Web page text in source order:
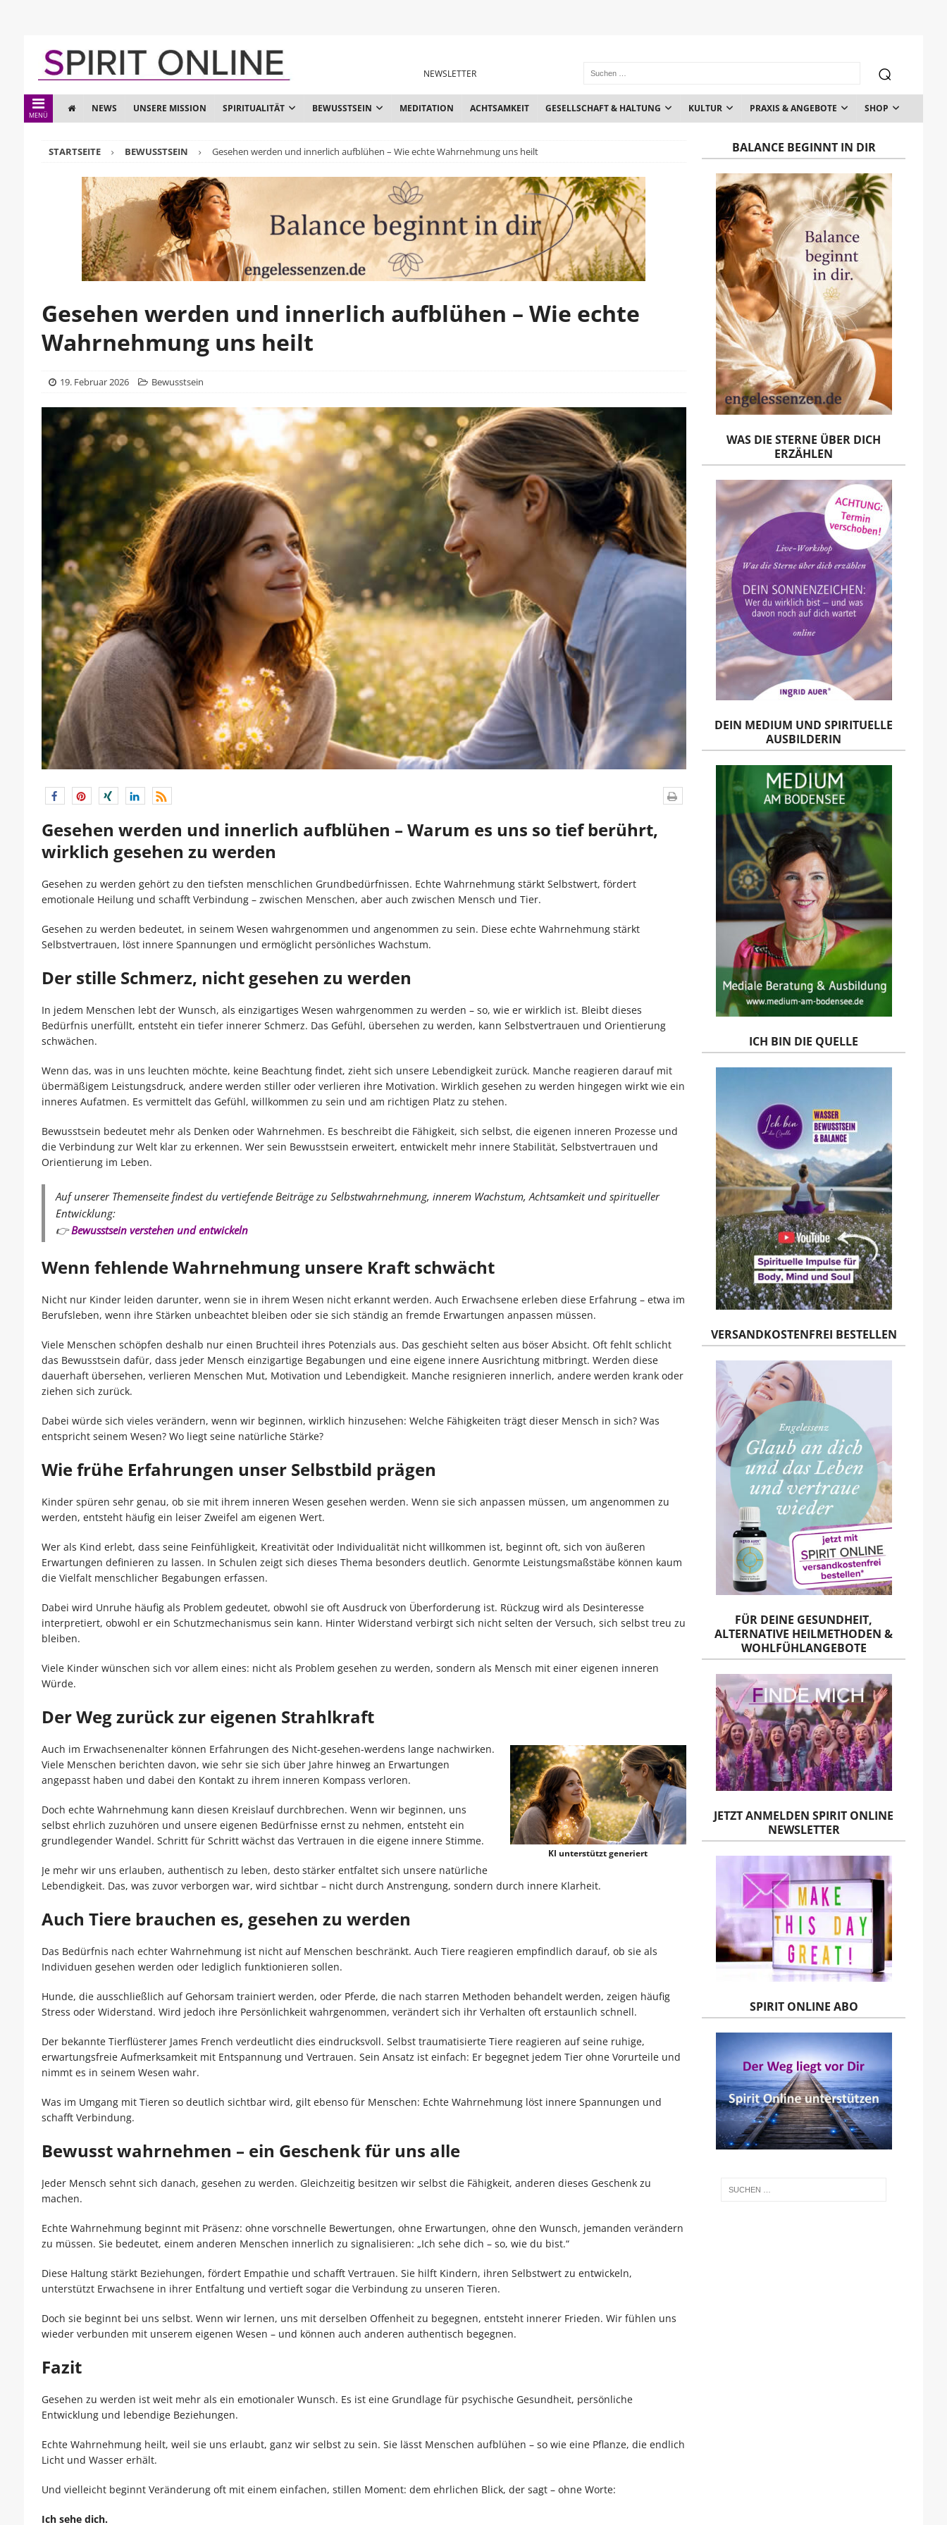
NEWSLETTER
MENÜ
NEWS UNSERE MISSION SPIRITUALITÄT BEWUSSTSEIN MEDITATION ACHTSAMKEIT GESELLSCHAFT & HALTUNG KULTUR PRAXIS & ANGEBOTE SHOP
STARTSEITE BEWUSSTSEIN Gesehen werden und innerlich aufblühen – Wie echte Wahrnehmung uns heilt
Gesehen werden und innerlich aufblühen – Wie echte
Wahrnehmung uns heilt
19. Februar 2026 Bewusstsein
Gesehen werden und innerlich aufblühen – Warum es uns so tief berührt,
wirklich gesehen zu werden
Gesehen zu werden gehört zu den tiefsten menschlichen Grundbedürfnissen. Echte Wahrnehmung stärkt Selbstwert, fördert
emotionale Heilung und schafft Verbindung – zwischen Menschen, aber auch zwischen Mensch und Tier.
Gesehen zu werden bedeutet, in seinem Wesen wahrgenommen und angenommen zu sein. Diese echte Wahrnehmung stärkt
Selbstvertrauen, löst innere Spannungen und ermöglicht persönliches Wachstum.
Der stille Schmerz, nicht gesehen zu werden
In jedem Menschen lebt der Wunsch, als einzigartiges Wesen wahrgenommen zu werden – so, wie er wirklich ist. Bleibt dieses
Bedürfnis unerfüllt, entsteht ein tiefer innerer Schmerz. Das Gefühl, übersehen zu werden, kann Selbstvertrauen und Orientierung
schwächen.
Wenn das, was in uns leuchten möchte, keine Beachtung findet, zieht sich unsere Lebendigkeit zurück. Manche reagieren darauf mit
übermäßigem Leistungsdruck, andere werden stiller oder verlieren ihre Motivation. Wirklich gesehen zu werden hingegen wirkt wie ein
inneres Aufatmen. Es vermittelt das Gefühl, willkommen zu sein und am richtigen Platz zu stehen.
Bewusstsein bedeutet mehr als Denken oder Wahrnehmen. Es beschreibt die Fähigkeit, sich selbst, die eigenen inneren Prozesse und
die Verbindung zur Welt klar zu erkennen. Wer sein Bewusstsein erweitert, entwickelt mehr innere Stabilität, Selbstvertrauen und
Orientierung im Leben.
Auf unserer Themenseite findest du vertiefende Beiträge zu Selbstwahrnehmung, innerem Wachstum, Achtsamkeit und spiritueller
Entwicklung:
👉Bewusstsein verstehen und entwickeln
Wenn fehlende Wahrnehmung unsere Kraft schwächt
Nicht nur Kinder leiden darunter, wenn sie in ihrem Wesen nicht erkannt werden. Auch Erwachsene erleben diese Erfahrung – etwa im
Berufsleben, wenn ihre Stärken unbeachtet bleiben oder sie sich ständig an fremde Erwartungen anpassen müssen.
Viele Menschen schöpfen deshalb nur einen Bruchteil ihres Potenzials aus. Das geschieht selten aus böser Absicht. Oft fehlt schlicht
das Bewusstsein dafür, dass jeder Mensch einzigartige Begabungen und eine eigene innere Ausrichtung mitbringt. Werden diese
dauerhaft übersehen, verlieren Menschen Mut, Motivation und Lebendigkeit. Manche resignieren innerlich, andere werden krank oder
ziehen sich zurück.
Dabei würde sich vieles verändern, wenn wir beginnen, wirklich hinzusehen: Welche Fähigkeiten trägt dieser Mensch in sich? Was
entspricht seinem Wesen? Wo liegt seine natürliche Stärke?
Wie frühe Erfahrungen unser Selbstbild prägen
Kinder spüren sehr genau, ob sie mit ihrem inneren Wesen gesehen werden. Wenn sie sich anpassen müssen, um angenommen zu
werden, entsteht häufig ein leiser Zweifel am eigenen Wert.
Wer als Kind erlebt, dass seine Feinfühligkeit, Kreativität oder Individualität nicht willkommen ist, beginnt oft, sich von äußeren
Erwartungen definieren zu lassen. In Schulen zeigt sich dieses Thema besonders deutlich. Genormte Leistungsmaßstäbe können kaum
die Vielfalt menschlicher Begabungen erfassen.
Dabei wird Unruhe häufig als Problem gedeutet, obwohl sie oft Ausdruck von Überforderung ist. Rückzug wird als Desinteresse
interpretiert, obwohl er ein Schutzmechanismus sein kann. Hinter Widerstand verbirgt sich nicht selten der Versuch, sich selbst treu zu
bleiben.
Viele Kinder wünschen sich vor allem eines: nicht als Problem gesehen zu werden, sondern als Mensch mit einer eigenen inneren
Würde.
Der Weg zurück zur eigenen Strahlkraft
KI unterstützt generiert
Auch im Erwachsenenalter können Erfahrungen des Nicht-gesehen-werdens lange nachwirken.
Viele Menschen berichten davon, wie sehr sie sich über Jahre hinweg an Erwartungen
angepasst haben und dabei den Kontakt zu ihrem inneren Kompass verloren.
Doch echte Wahrnehmung kann diesen Kreislauf durchbrechen. Wenn wir beginnen, uns
selbst ehrlich zuzuhören und unsere eigenen Bedürfnisse ernst zu nehmen, entsteht ein
grundlegender Wandel. Schritt für Schritt wächst das Vertrauen in die eigene innere Stimme.
Je mehr wir uns erlauben, authentisch zu leben, desto stärker entfaltet sich unsere natürliche
Lebendigkeit. Das, was zuvor verborgen war, wird sichtbar – nicht durch Anstrengung, sondern durch innere Klarheit.
Auch Tiere brauchen es, gesehen zu werden
Das Bedürfnis nach echter Wahrnehmung ist nicht auf Menschen beschränkt. Auch Tiere reagieren empfindlich darauf, ob sie als
Individuen gesehen werden oder lediglich funktionieren sollen.
Hunde, die ausschließlich auf Gehorsam trainiert werden, oder Pferde, die nach starren Methoden behandelt werden, zeigen häufig
Stress oder Widerstand. Wird jedoch ihre Persönlichkeit wahrgenommen, verändert sich ihr Verhalten oft erstaunlich schnell.
Der bekannte Tierflüsterer James French verdeutlicht dies eindrucksvoll. Selbst traumatisierte Tiere reagieren auf seine ruhige,
erwartungsfreie Aufmerksamkeit mit Entspannung und Vertrauen. Sein Ansatz ist einfach: Er begegnet jedem Tier ohne Vorurteile und
nimmt es in seinem Wesen wahr.
Was im Umgang mit Tieren so deutlich sichtbar wird, gilt ebenso für Menschen: Echte Wahrnehmung löst innere Spannungen und
schafft Verbindung.
Bewusst wahrnehmen – ein Geschenk für uns alle
Jeder Mensch sehnt sich danach, gesehen zu werden. Gleichzeitig besitzen wir selbst die Fähigkeit, anderen dieses Geschenk zu
machen.
Echte Wahrnehmung beginnt mit Präsenz: ohne vorschnelle Bewertungen, ohne Erwartungen, ohne den Wunsch, jemanden verändern
zu müssen. Sie bedeutet, einem anderen Menschen innerlich zu signalisieren: „Ich sehe dich – so, wie du bist.“
Diese Haltung stärkt Beziehungen, fördert Empathie und schafft Vertrauen. Sie hilft Kindern, ihren Selbstwert zu entwickeln,
unterstützt Erwachsene in ihrer Entfaltung und vertieft sogar die Verbindung zu unseren Tieren.
Doch sie beginnt bei uns selbst. Wenn wir lernen, uns mit derselben Offenheit zu begegnen, entsteht innerer Frieden. Wir fühlen uns
wieder verbunden mit unserem eigenen Wesen – und können auch anderen authentisch begegnen.
Fazit
Gesehen zu werden ist weit mehr als ein emotionaler Wunsch. Es ist eine Grundlage für psychische Gesundheit, persönliche
Entwicklung und lebendige Beziehungen.
Echte Wahrnehmung heilt, weil sie uns erlaubt, ganz wir selbst zu sein. Sie lässt Menschen aufblühen – so wie eine Pflanze, die endlich
Licht und Wasser erhält.
Und vielleicht beginnt Veränderung oft mit einem einfachen, stillen Moment: dem ehrlichen Blick, der sagt – ohne Worte:
Ich sehe dich.
BALANCE BEGINNT IN DIR
WAS DIE STERNE ÜBER DICH
ERZÄHLEN
DEIN MEDIUM UND SPIRITUELLE
AUSBILDERIN
ICH BIN DIE QUELLE
VERSANDKOSTENFREI BESTELLEN
FÜR DEINE GESUNDHEIT,
ALTERNATIVE HEILMETHODEN &
WOHLFÜHLANGEBOTE
JETZT ANMELDEN SPIRIT ONLINE
NEWSLETTER
SPIRIT ONLINE ABO